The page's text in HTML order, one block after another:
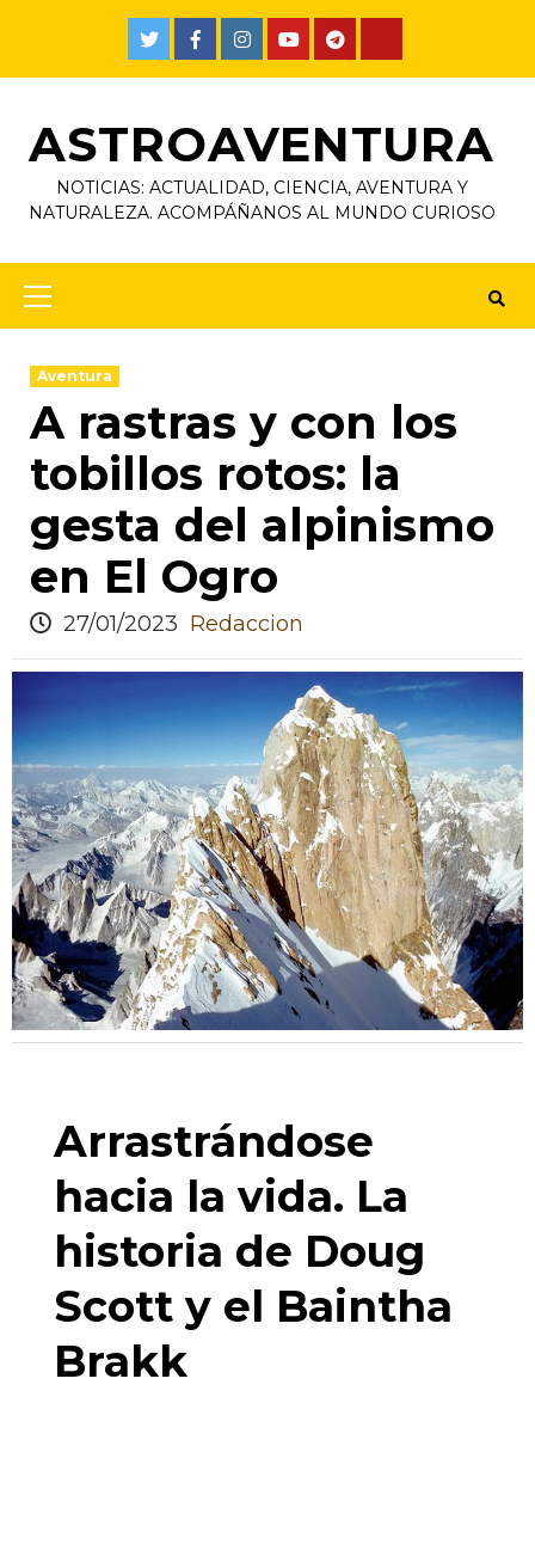
ASTROAVENTURA
NOTICIAS: ACTUALIDAD, CIENCIA, AVENTURA Y
NATURALEZA. ACOMPÁÑANOS AL MUNDO CURIOSO
Aventura
A rastras y con los
tobillos rotos: la
gesta del alpinismo
en El Ogro
27/01/2023 Redaccion
Arrastrándose
hacia la vida. La
historia de Doug
Scott y el Baintha
Brakk